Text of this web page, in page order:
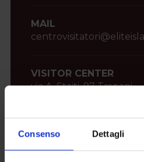
Consenso Dettagli
MAIL
VISITOR CENTER
via A. Staiti, 97 Trapani
dalle 9.00 alle 13.00
dalle 15.30 alle 19.30